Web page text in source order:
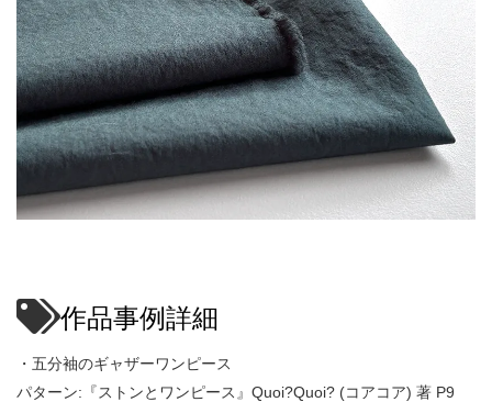
作品事例詳細
・五分袖のギャザーワンピース
パターン:『ストンとワンピース』Quoi?Quoi? (コアコア) 著 P9